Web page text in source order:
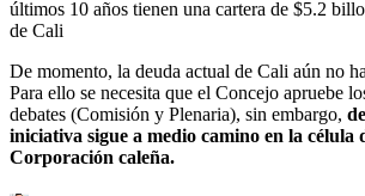
últimos 10 años tienen una cartera de $5.2
de Cali
De momento, la deuda actual de Cali aún no
Para ello se necesita que el Concejo apruebe
debates (Comisión y Plenaria), sin embargo,
iniciativa sigue a medio camino en la célula
Corporación caleña.